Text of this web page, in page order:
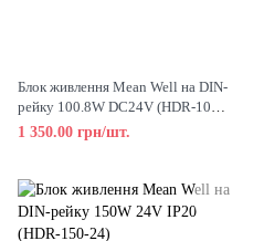
Блок живлення Mean Well на DIN-
рейку 100.8W DC24V (HDR-100-
24N)
1 350.00 грн/шт.